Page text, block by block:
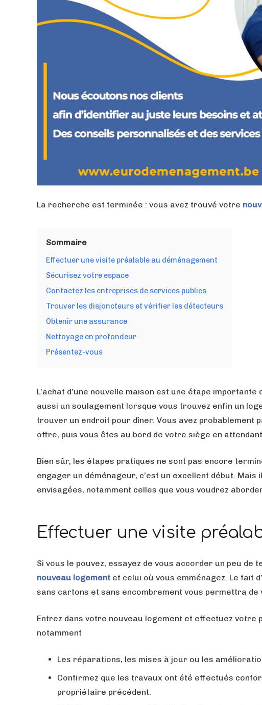
La recherche est terminée : vous avez trouvé votre
Sommaire
Effectuer une visite préalable au déménagement
Sécurisez votre espace
Contactez les entreprises de services publics
Trouver les disjoncteurs et vérifier les détecteurs
Obtenir une assurance
Nettoyage en profondeur
Présentez-vous
L’achat d’une nouvelle maison est une étape importante
aussi un soulagement lorsque vous trouvez enfin un
trouver un endroit pour dîner. Vous avez
offre, puis vous êtes au bord de votre siège en
Bien sûr, les étapes pratiques ne sont pas encore
engager un déménageur, c’est un excellent début.
envisagées, notamment celles que vous voudrez
Effectuer une visite
Si vous le pouvez, essayez de vous accorder un peu
nouveau logement et celui où vous emménagez. Le fait
sans cartons et sans encombrement vous permettra
Entrez dans votre nouveau logement et effectuez
notamment
Les réparations, les mises à jour ou les
Confirmez que les travaux ont été effectués
propriétaire précédent.